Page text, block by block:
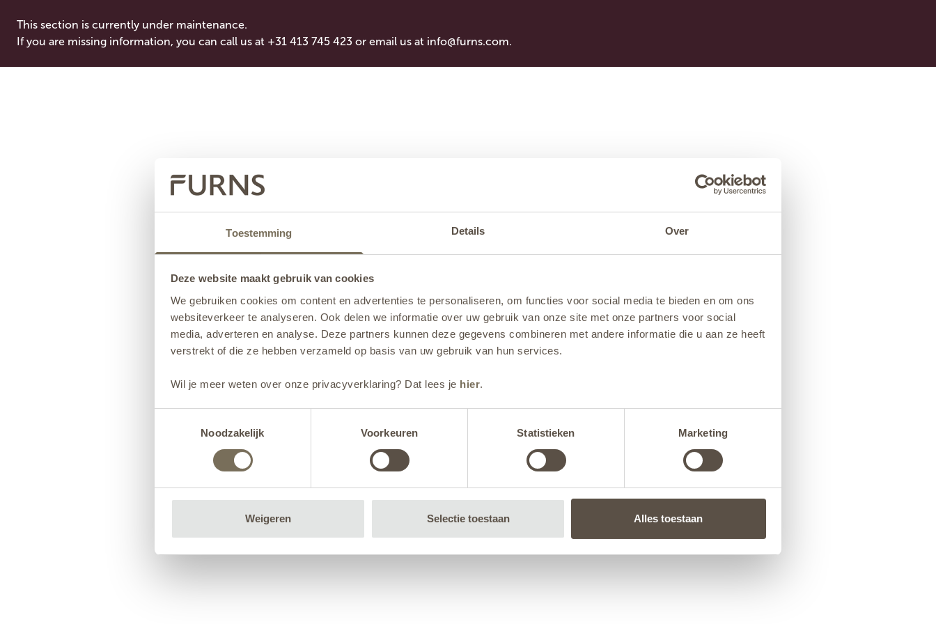
Toestemming Details Over
Deze website maakt gebruik van cookies
We gebruiken cookies om content en advertenties te personaliseren, om functies voor social media te bieden en om ons
websiteverkeer te analyseren. Ook delen we informatie over uw gebruik van onze site met onze partners voor social
media, adverteren en analyse. Deze partners kunnen deze gegevens combineren met andere informatie die u aan ze heeft
verstrekt of die ze hebben verzameld op basis van uw gebruik van hun services.
Wil je meer weten over onze privacyverklaring? Dat lees je hier.
Noodzakelijk
Voorkeuren Statistieken Marketing
Weigeren Selectie toestaan Alles toestaan
This section is currently under maintenance.
If you are missing information, you can call us at +31 413 745 423 or email us at info@furns.com.